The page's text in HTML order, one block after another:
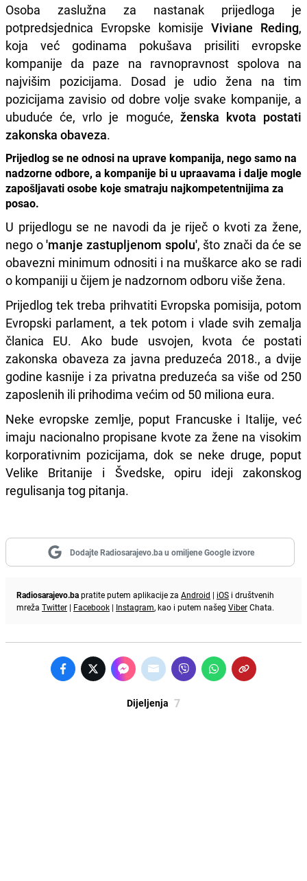
Osoba zaslužna za nastanak prijedloga je
potpredsjednica Evropske komisije Viviane Reding,
koja već godinama pokušava prisiliti evropske
kompanije da paze na ravnopravnost spolova na
najvišim pozicijama. Dosad je udio žena na tim
pozicijama zavisio od dobre volje svake kompanije, a
ubuduće će, vrlo je moguće, ženska kvota postati
zakonska obaveza.
Prijedlog se ne odnosi na uprave kompanija, nego samo na
nadzorne odbore, a kompanije bi u upraavama i dalje mogle
zapošljavati osobe koje smatraju najkompetentnijima za
posao.
U prijedlogu se ne navodi da je riječ o kvoti za žene,
nego o'manje zastupljenom spolu', što znači da će se
obavezni minimum odnositi i na muškarce ako se radi
o kompaniji u čijem je nadzornom odboru više žena.
Prijedlog tek treba prihvatiti Evropska pomisija, potom
Evropski parlament, a tek potom i vlade svih zemalja
članica EU. Ako bude usvojen, kvota će postati
zakonska obaveza za javna preduzeća 2018., a dvije
godine kasnije i za privatna preduzeća sa više od 250
zaposlenih ili prihodima većim od 50 miliona eura.
Neke evropske zemlje, poput Francuske i Italije, već
imaju nacionalno propisane kvote za žene na visokim
korporativnim pozicijama, dok se neke druge, poput
Velike Britanije i Švedske, opiru ideji zakonskog
regulisanja tog pitanja.
Dodajte Radiosarajevo.ba u omiljene Google izvore
Radiosarajevo.bapratite putem aplikacije za Android | iOS i društvenih
mreža Twitter | Facebook | Instagram, kao i putem našeg ViberChata.
Dijeljenja 7